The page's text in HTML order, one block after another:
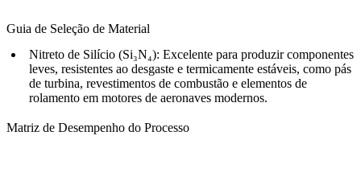
Guia de Seleção de Material
Nitreto de Silício (Si₃N₄): Excelente para produzir componentes
leves, resistentes ao desgaste e termicamente estáveis, como pás
de turbina, revestimentos de combustão e elementos de
rolamento em motores de aeronaves modernos.
Matriz de Desempenho do Processo